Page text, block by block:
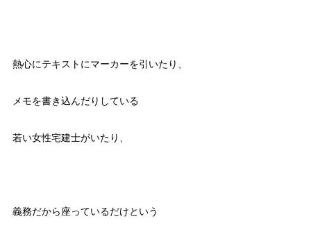
熱心にテキストにマーカーを引いたり、
メモを書き込んだりしている
若い女性宅建士がいたり、
義務だから座っているだけという